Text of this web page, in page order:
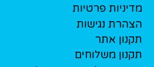
מדיניות פרטיות
הצהרת נגישות
תקנון אתר
תקנון משלוחים